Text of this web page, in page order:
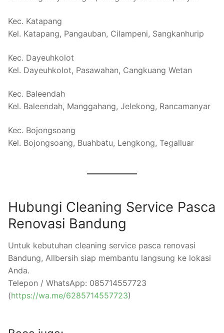
Kec. Katapang
Kel. Katapang, Pangauban, Cilampeni, Sangkanhurip
Kec. Dayeuhkolot
Kel. Dayeuhkolot, Pasawahan, Cangkuang Wetan
Kec. Baleendah
Kel. Baleendah, Manggahang, Jelekong, Rancamanyar
Kec. Bojongsoang
Kel. Bojongsoang, Buahbatu, Lengkong, Tegalluar
Hubungi Cleaning Service Pasca
Renovasi Bandung
Untuk kebutuhan cleaning service pasca renovasi
Bandung, Allbersih siap membantu langsung ke lokasi
Anda.
Telepon / WhatsApp: 085714557723
(https://wa.me/6285714557723)